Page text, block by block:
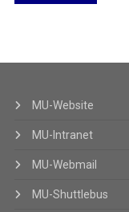
MU-Website
MU-Intranet
MU-Webmail
MU-Shuttlebus